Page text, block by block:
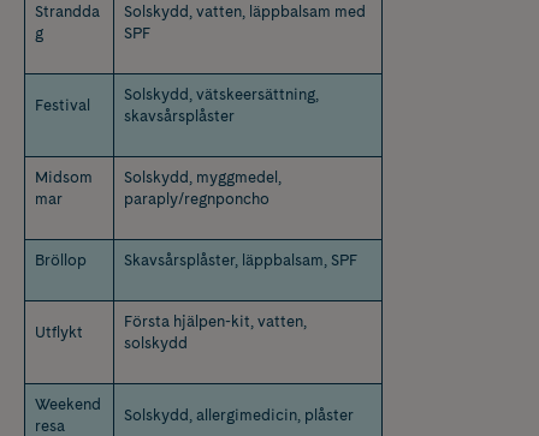
Strandda
g
Solskydd, vatten, läppbalsam med
SPF
Festival
Solskydd, vätskeersättning,
skavsårsplåster
Midsom
mar
Solskydd, myggmedel,
paraply/regnponcho
Bröllop Skavsårsplåster, läppbalsam, SPF
Utflykt
Första hjälpen-kit, vatten,
solskydd
Weekend
resa
Solskydd, allergimedicin, plåster